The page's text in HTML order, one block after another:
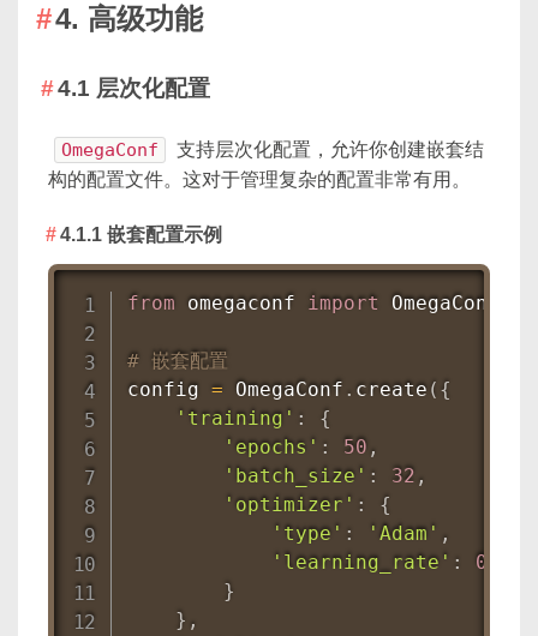
4. 高级功能
4.1 层次化配置
OmegaConf
支持层次化配置，允许你创建嵌套结
构的配置文件。这对于管理复杂的配置非常有用。
4.1.1 嵌套配置示例
from omegaconf import OmegaConf
# 嵌套配置
config = OmegaConf . create ( {
'training' :
{
'epochs' : 50 ,
'batch_size' : 32 ,
'optimizer' :
{
'type' : 'Adam' ,
'learning_rate' :
0.001
}
} ,